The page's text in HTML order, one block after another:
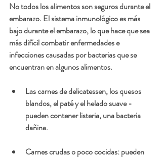
No todos los alimentos son seguros durante el
embarazo. El sistema inmunológico es más
bajo durante el embarazo, lo que hace que sea
más difícil combatir enfermedades e
infecciones causadas por bacterias que se
encuentran en algunos alimentos.
Las carnes de delicatessen, los quesos
blandos, el paté y el helado suave -
pueden contener listeria, una bacteria
dañina.
Carnes crudas o poco cocidas: pueden